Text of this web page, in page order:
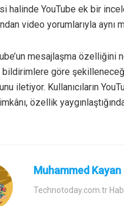
halinde YouTube ek bir
video yorumlarıyla aynı
mesajlaşma özelliğini
göre
iletiyor. Kullanıcıların
özellik
Muhammed Kayan
Technotoday.com.tr